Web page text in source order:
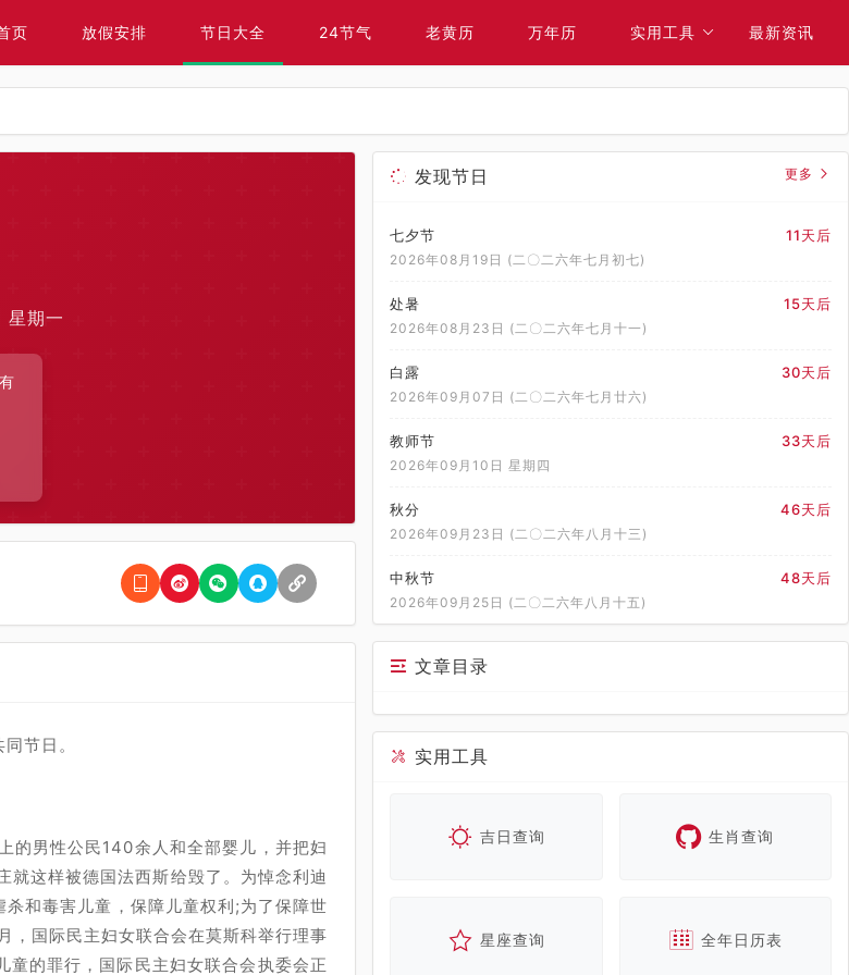
页 放假安排 节日大全 24节气 老黄历 万年历 实用工具 最新资讯
期一
节日。
的男性公民140余人和全部婴儿，并把妇
这样被德国法西斯给毁了。为悼念利迪
和毒害儿童，保障儿童权利;为了保障世
，国际民主妇女联合会在莫斯科举行理事
的罪行，国际民主妇女联合会执委会正
发现节日 更多
七夕节 11天后
2026年08月19日 (二〇二六年七月初七)
处暑 15天后
2026年08月23日 (二〇二六年七月十一)
白露 30天后
2026年09月07日 (二〇二六年七月廿六)
教师节 33天后
2026年09月10日 星期四
秋分 46天后
2026年09月23日 (二〇二六年八月十三)
中秋节 48天后
2026年09月25日 (二〇二六年八月十五)
文章目录
实用工具
吉日查询 生肖查询
星座查询 全年日历表